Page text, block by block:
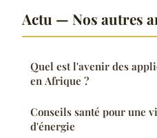
Actu — Nos autres
Quel est l'avenir des
en Afrique ?
Conseils santé pour une
d'énergie